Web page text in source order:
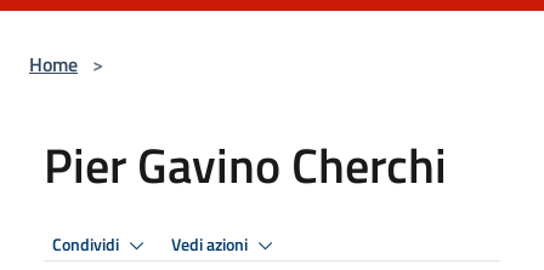
Home >
Pier Gavino Cherchi
Condividi Vedi azioni